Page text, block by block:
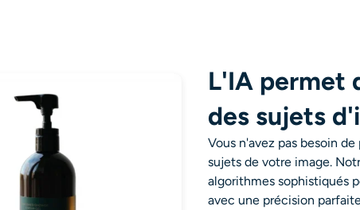
L'IA permet
des sujets
Vous n'avez pas besoin
sujets de votre image.
algorithmes sophistiqués
avec une précision